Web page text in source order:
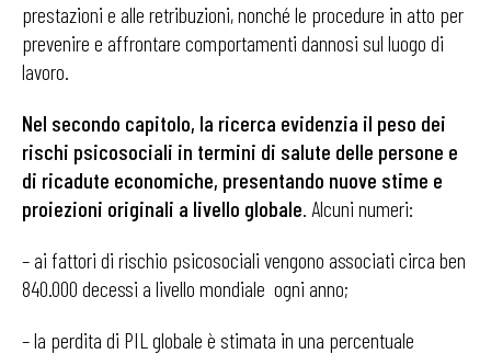
prestazioni e alle retribuzioni, nonché le procedure in atto per
prevenire e affrontare comportamenti dannosi sul luogo di
lavoro.
Nel secondo capitolo, la ricerca evidenzia il peso dei
rischi psicosociali in termini di salute delle persone e
di ricadute economiche, presentando nuove stime e
proiezioni originali a livello globale. Alcuni numeri:
– ai fattori di rischio psicosociali vengono associati circa ben
840.000 decessi a livello mondiale ogni anno;
– la perdita di PIL globale è stimata in una percentuale